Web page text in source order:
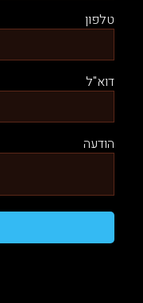
טלפון
דוא"ל
הודעה